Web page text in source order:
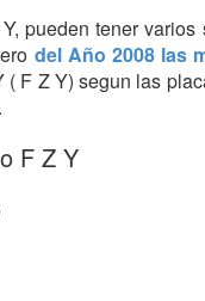
pueden tener
del Año 2008 las
F Z Y) segun las
F Z Y